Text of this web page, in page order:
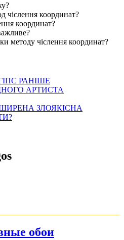
чіслення координат?
координат?
методу чіслення координат?
РАНІШЕ
АРТИСТА
ЗЛОЯКІСНА
обои